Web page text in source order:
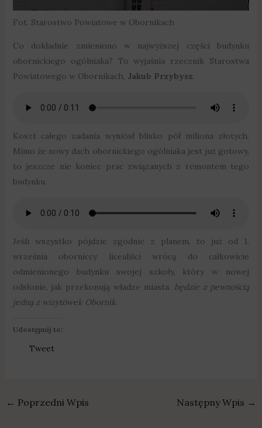
Fot. Starostwo Powiatowe w Obornikach
Co dokładnie zmieniono w najwyższej części budynku
obornickiego ogólniaka? To wyjaśnia rzecznik Starostwa
Powiatowego w Obornikach, Jakub Przybysz.
Koszt całego zadania wyniósł blisko pół miliona złotych.
Mimo że nowy dach obornickiego ogólniaka jest już gotowy,
to jeszcze nie koniec prac związanych z remontem tego
budynku.
Jeśli wszystko pójdzie zgodnie z planem, to już od 1.
września oborniccy licealiści wrócą do całkowicie
odmienionego budynku swojej szkoły, który w nowej
odsłonie, jak przekonują władze miasta: będzie z pewnością
jedną z wizytówek Obornik.
Udostępnij to:
Tweet
← Poprzedni Wpis Następny Wpis →